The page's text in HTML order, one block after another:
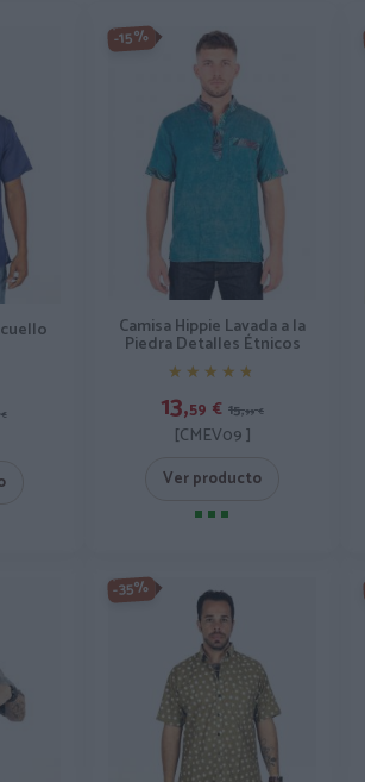
€
-15%
Camisa Hippie Lavada a la
Piedra Detalles Étnicos
★★★★★
★★★★★
13,59 € 15,99 €
[CMEV09 ]
Ver producto
-35%